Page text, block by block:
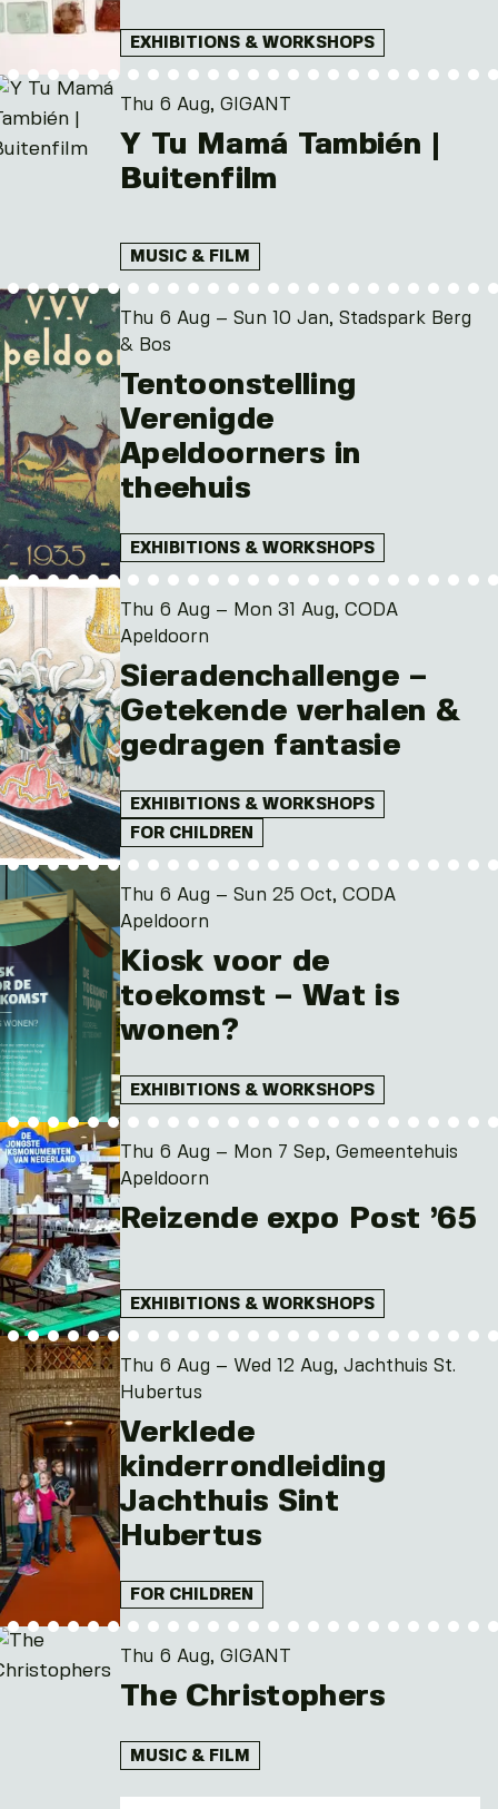
EXHIBITIONS & WORKSHOPS
Thu 6 Aug, GIGANT
Y Tu Mamá También |
Buitenfilm
MUSIC & FILM
Thu 6 Aug – Sun 10 Jan, Stadspark Berg
& Bos
Tentoonstelling
Verenigde
Apeldoorners in
theehuis
EXHIBITIONS & WORKSHOPS
Thu 6 Aug – Mon 31 Aug, CODA
Apeldoorn
Sieradenchallenge –
Getekende verhalen &
gedragen fantasie
EXHIBITIONS & WORKSHOPS
FOR CHILDREN
Thu 6 Aug – Sun 25 Oct, CODA
Apeldoorn
Kiosk voor de
toekomst – Wat is
wonen?
EXHIBITIONS & WORKSHOPS
Thu 6 Aug – Mon 7 Sep, Gemeentehuis
Apeldoorn
Reizende expo Post ’65
EXHIBITIONS & WORKSHOPS
Thu 6 Aug – Wed 12 Aug, Jachthuis St.
Hubertus
Verklede
kinderrondleiding
Jachthuis Sint
Hubertus
FOR CHILDREN
Thu 6 Aug, GIGANT
The Christophers
MUSIC & FILM